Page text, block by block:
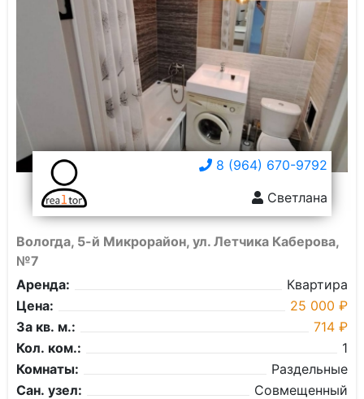
8 (964) 670-9792
Светлана
Вологда, 5-й Микрорайон, ул. Летчика Каберова,
№7
Аренда:
Квартира
Цена:
25 000 ₽
За кв. м.:
714 ₽
Кол. ком.:
1
Комнаты:
Раздельные
Сан. узел:
Совмещенный